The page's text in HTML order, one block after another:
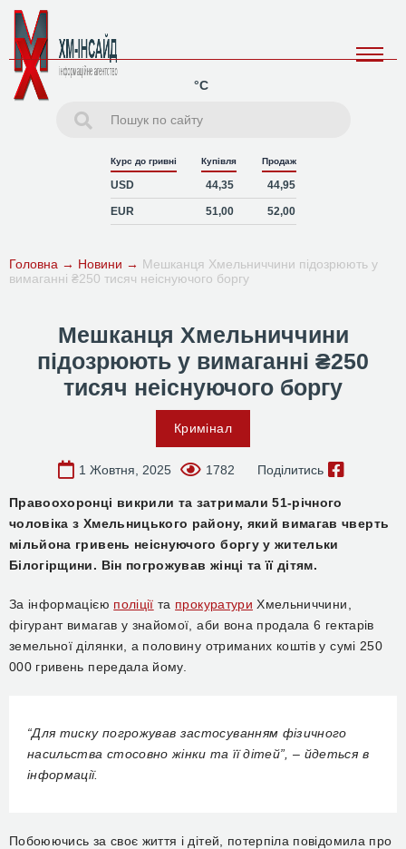
°C
Курс до гривні Купівля Продаж
USD 44,35 44,95
EUR 51,00 52,00
Головна → Новини → Мешканця Хмельниччини підозрюють у
вимаганні ₴250 тисяч неіснуючого боргу
Мешканця Хмельниччини
підозрюють у вимаганні ₴250
тисяч неіснуючого боргу
Кримінал
1 Жовтня, 2025 1782 Поділитись
Правоохоронці викрили та затримали 51-річного
чоловіка з Хмельницького району, який вимагав чверть
мільйона гривень неіснуючого боргу у жительки
Білогірщини. Він погрожував жінці та її дітям.
За інформацією поліції та прокуратури Хмельниччини,
фігурант вимагав у знайомої, аби вона продала 6 гектарів
земельної ділянки, а половину отриманих коштів у сумі 250
000 гривень передала йому.
“Для тиску погрожував застосуванням фізичного
насильства стосовно жінки та її дітей”, – йдеться в
інформації.
Побоюючись за своє життя і дітей, потерпіла повідомила про